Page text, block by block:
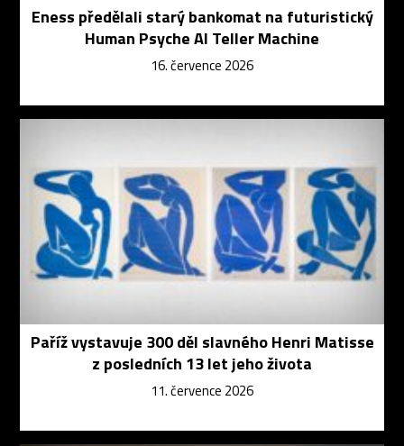
Eness předělali starý bankomat na futuristický
Human Psyche AI Teller Machine
16. července 2026
Paříž vystavuje 300 děl slavného Henri Matisse
z posledních 13 let jeho života
11. července 2026